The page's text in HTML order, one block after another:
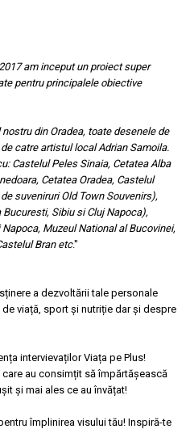
am inceput un proiect super
pentru principalele obiective
din Oradea, toate desenele de
catre artistul local Adrian Samoila.
Castelul Peles Sinaia, Cetatea Alba
Cetatea Oradea, Castelul
suveniruri Old Town Souvenirs),
Sibiu si Cluj Napoca),
Muzeul National al Bucovinei,
Bran etc."
a dezvoltării tale personale
viață, sport și nutriție dar și despre
intervievaților Viața pe Plus!
au consimțit să împărtășească
și mai ales ce au învățat!
împlinirea visului tău! Inspiră-te